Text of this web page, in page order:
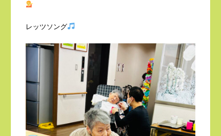
レッツソング